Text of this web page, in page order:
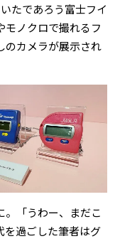
たであろう富士フイ
モノクロで撮れるフ
のカメラが展示され
。「うわー、まだこ
過ごした筆者はグ